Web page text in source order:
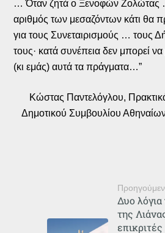
… Όταν ζητά ο Ξενοφών Ζολώτας
αριθμός των μεσαζόντων κάτι θα
για τους Συνεταιρισμούς … τους
τους· κατά συνέπεια δεν μπορεί
(κι εμάς) αυτά τα πράγματα…”
Κώστας Παντελόγλου,
Δημοτικού Συμβουλίου
Δυο
της